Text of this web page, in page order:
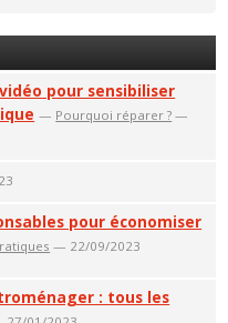
pour sensibiliser
— Pourquoi réparer ? —
pour économiser
— 22/09/2023
: tous les